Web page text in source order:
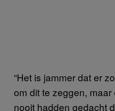
“Het is jammer dat er
om dit te zeggen,
nooit hadden gedacht